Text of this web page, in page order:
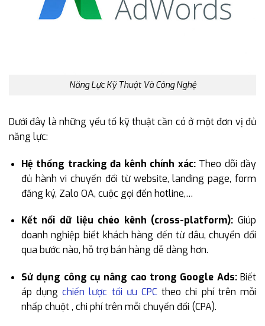
Năng Lực Kỹ Thuật Và Công Nghệ
Dưới đây là những yếu tố kỹ thuật cần có ở một đơn vị đủ
năng lực:
Hệ thống tracking đa kênh chính xác:Theo dõi đầy
đủ hành vi chuyển đổi từ website, landing page, form
đăng ký, Zalo OA, cuộc gọi đến hotline,…
Kết nối dữ liệu chéo kênh (cross-platform): Giúp
doanh nghiệp biết khách hàng đến từ đâu, chuyển đổi
qua bước nào, hỗ trợ bán hàng dễ dàng hơn.
Sử dụng công cụ nâng cao trong Google Ads:Biết
áp dụngchiến lược tối ưu CPC theo chi phí trên mỗi
nhấp chuột , chi phí trên mỗi chuyển đổi (CPA).